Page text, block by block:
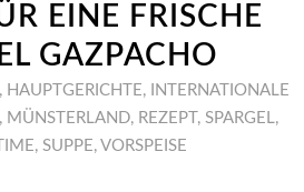
EINE FRISCHE
GAZPACHO
, HAUPTGERICHTE,
INTERNATIONALE
MÜNSTERLAND, REZEPT, SPARGEL,
, SUPPE, VORSPEISE